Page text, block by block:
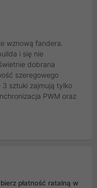
wznową fandera.
i się nie
dobrana
szeregowego
3 sztuki zajmują tylko
PWM oraz
płatność ratalną w